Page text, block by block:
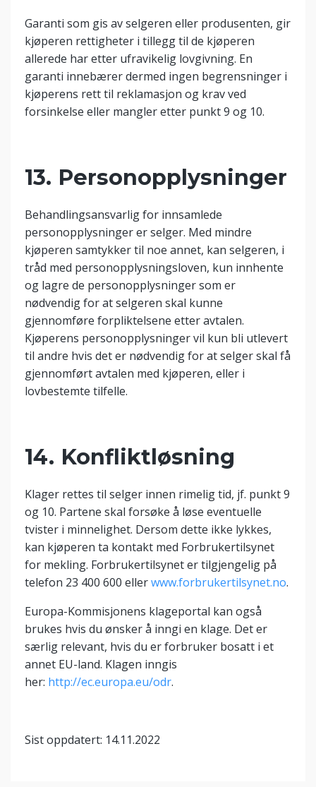
Garanti som gis av selgeren eller produsenten, gir
kjøperen rettigheter i tillegg til de kjøperen
allerede har etter ufravikelig lovgivning. En
garanti innebærer dermed ingen begrensninger i
kjøperens rett til reklamasjon og krav ved
forsinkelse eller mangler etter punkt 9 og 10.
13. Personopplysninger
Behandlingsansvarlig for innsamlede
personopplysninger er selger. Med mindre
kjøperen samtykker til noe annet, kan selgeren, i
tråd med personopplysningsloven, kun innhente
og lagre de personopplysninger som er
nødvendig for at selgeren skal kunne
gjennomføre forpliktelsene etter avtalen.
Kjøperens personopplysninger vil kun bli utlevert
til andre hvis det er nødvendig for at selger skal få
gjennomført avtalen med kjøperen, eller i
lovbestemte tilfelle.
14. Konfliktløsning
Klager rettes til selger innen rimelig tid, jf. punkt 9
og 10. Partene skal forsøke å løse eventuelle
tvister i minnelighet. Dersom dette ikke lykkes,
kan kjøperen ta kontakt med Forbrukertilsynet
for mekling. Forbrukertilsynet er tilgjengelig på
telefon 23 400 600 ellerwww.forbrukertilsynet.no.
Europa-Kommisjonens klageportal kan også
brukes hvis du ønsker å inngi en klage. Det er
særlig relevant, hvis du er forbruker bosatt i et
annet EU-land. Klagen inngis
her: http://ec.europa.eu/odr.
Sist oppdatert: 14.11.2022